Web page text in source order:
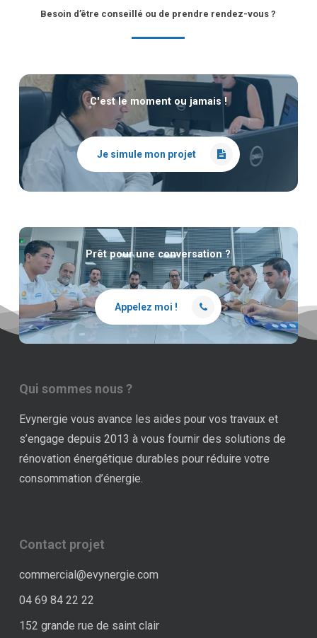
Besoin d’être conseillé ou de prendre rendez-vous ?
C'est le moment ou jamais !
Je simule mon projet
Prêt pour une conversation ?
Appelez moi !
Qui sommes nous ?
Evynergie vous avance les aides pour vos travaux et
s’engage depuis 2013 à vous fournir des solutions de
rénovation énergétique durables pour réduire votre
consommation d’énergie.
Contact projet
commercial@evynergie.com
04 69 84 22 22
152 grande rue de saint clair